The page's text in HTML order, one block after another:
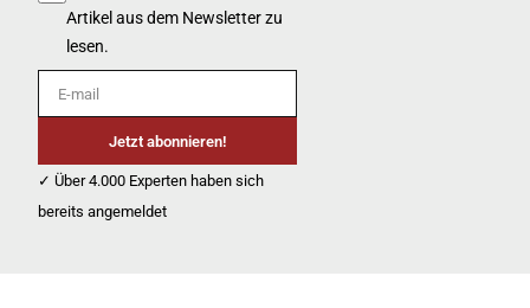
Artikel aus dem Newsletter zu
lesen.
E-mail
Jetzt abonnieren!
✓ Über 4.000 Experten haben sich
bereits angemeldet